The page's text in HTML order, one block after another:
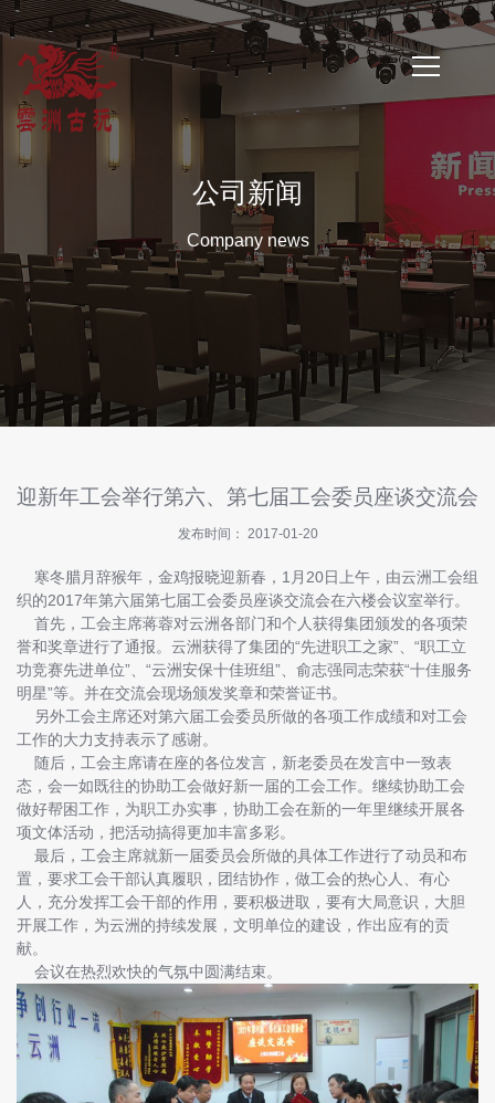
简
新
闻
洲
快
招
商
指
南
投
诉
与
建
议
关
于
我
们
公司新闻
Company news
迎新年工会举行第六、第七届工会委员座谈交流会
发布时间： 2017-01-20
寒冬腊月辞猴年，金鸡报晓迎新春，1月20日上午，由云洲工会组
织的2017年第六届第七届工会委员座谈交流会在六楼会议室举行。
首先，工会主席蒋蓉对云洲各部门和个人获得集团颁发的各项荣
誉和奖章进行了通报。云洲获得了集团的“先进职工之家”、“职工立
功竞赛先进单位”、“云洲安保十佳班组”、俞志强同志荣获“十佳服务
明星”等。并在交流会现场颁发奖章和荣誉证书。
另外工会主席还对第六届工会委员所做的各项工作成绩和对工会
工作的大力支持表示了感谢。
随后，工会主席请在座的各位发言，新老委员在发言中一致表
态，会一如既往的协助工会做好新一届的工会工作。继续协助工会
做好帮困工作，为职工办实事，协助工会在新的一年里继续开展各
项文体活动，把活动搞得更加丰富多彩。
最后，工会主席就新一届委员会所做的具体工作进行了动员和布
置，要求工会干部认真履职，团结协作，做工会的热心人、有心
人，充分发挥工会干部的作用，要积极进取，要有大局意识，大胆
开展工作，为云洲的持续发展，文明单位的建设，作出应有的贡
献。
会议在热烈欢快的气氛中圆满结束。